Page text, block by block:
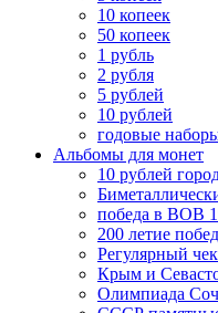
10 копеек
50 копеек
1 рубль
2 рубля
5 рублей
10 рублей
годовые
Альбомы для монет
10 рублей
победа в ВОВ
200 летие
Регулярный
Крым и
Олимпиада